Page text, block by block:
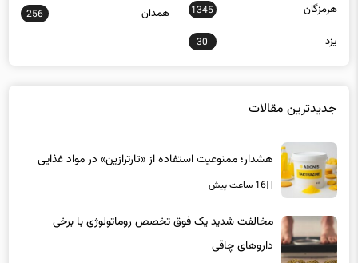
هرمزگان 1345 همدان 256
یزد 30
جدیدترین مقالات
هشدار؛ ممنوعیت استفاده از «تارترازین» در مواد غذایی
16 ساعت پیش
مخالفت شدید یک فوق تخصص روماتولوژی با برخی
داروهای چاقی